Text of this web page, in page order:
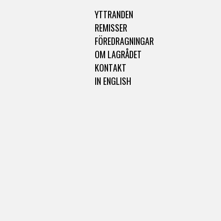
YTTRANDEN
REMISSER
FÖREDRAGNINGAR
OM LAGRÅDET
KONTAKT
IN ENGLISH